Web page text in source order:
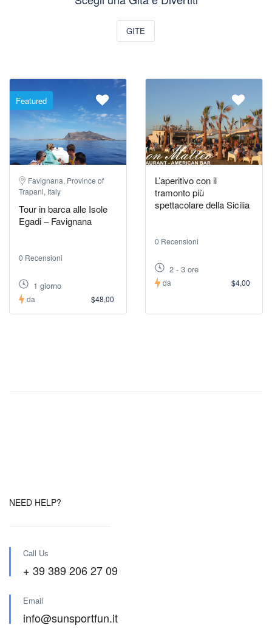
GITE
Featured
Favignana, Province of
Trapani, Italy
Tour in barca alle Isole
Egadi – Favignana
0 Recensioni
1 giorno
da $48,00
L’aperitivo con il
tramonto più
spettacolare della Sicilia
0 Recensioni
2 - 3 ore
da $4,00
NEED HELP?
Call Us
+ 39 389 206 27 09
Email
info@sunsportfun.it